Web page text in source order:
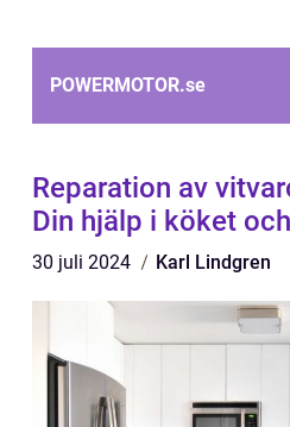
POWERMOTOR.se
Reparation av
Din hjälp i köket
30 juli 2024 Karl Lindgren